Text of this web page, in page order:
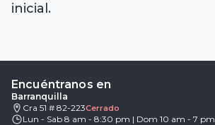
inicial.
Encuéntranos en
Barranquilla
Cra 51 # 82-223Cerrado
Lun - Sab 8 am - 8:30 pm | Dom 10 am - 7 pm